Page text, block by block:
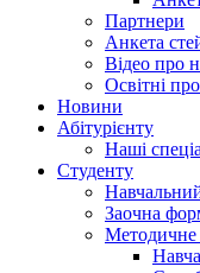
Партнери
Анкета
Відео про
Освітні
Hовини
Абітурієнту
Наші
Студенту
Заочна
Методичне